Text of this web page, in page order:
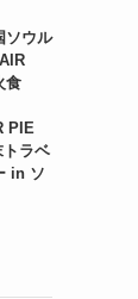
ソウル
食
PIE
ラベ
in ソ